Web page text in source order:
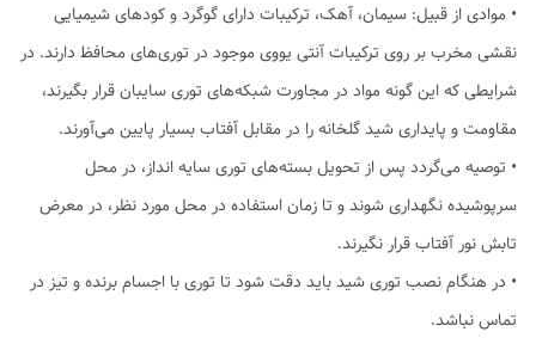
• موادی از قبیل: سیمان، آهک، ترکیبات دارای گوگرد و کودهای شیمیایی
نقشی مخرب بر روی ترکیبات آنتی یووی موجود در توری‌های محافظ دارند. در
شرایطی که این گونه مواد در مجاورت شبکه‌های توری سایبان‌ قرار بگیرند،
مقاومت و پایداری شید گلخانه را در مقابل آفتاب بسیار پایین می‌آورند.
• توصیه می‌گردد پس از تحویل بسته‌های توری سایه انداز، در محل
سرپوشیده نگهداری شوند و تا زمان استفاده در محل مورد نظر، در معرض
تابش نور آفتاب قرار نگیرند.
• در هنگام نصب توری شید باید دقت شود تا توری‌ با اجسام برنده و تیز در
تماس نباشد.